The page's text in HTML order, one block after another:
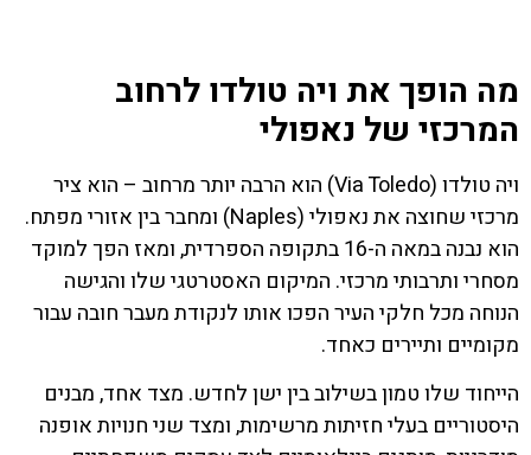
מה הופך את ויה טולדו לרחוב
המרכזי של נאפולי
ויה טולדו (Via Toledo) הוא הרבה יותר מרחוב – הוא ציר
מרכזי שחוצה את נאפולי (Naples) ומחבר בין אזורי מפתח.
הוא נבנה במאה ה-16 בתקופה הספרדית, ומאז הפך למוקד
מסחרי ותרבותי מרכזי. המיקום האסטרטגי שלו והגישה
הנוחה מכל חלקי העיר הפכו אותו לנקודת מעבר חובה עבור
מקומיים ותיירים כאחד.
הייחוד שלו טמון בשילוב בין ישן לחדש. מצד אחד, מבנים
היסטוריים בעלי חזיתות מרשימות, ומצד שני חנויות אופנה